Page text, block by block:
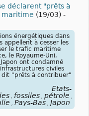
déclarent "prêts à
maritime (19/03) -
énergétiques dans
appellent à cesser les
le trafic maritime
le Royaume-Uni,
ont condamné
civiles
dit "prêts à contribuer"
États-
fossiles pétrole
Pays-Bas Japon